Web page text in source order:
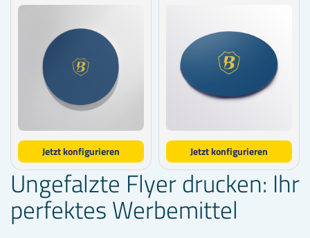
Jetzt konfigurieren Jetzt konfigurieren
Ungefalzte Flyer drucken: Ihr
perfektes Werbemittel